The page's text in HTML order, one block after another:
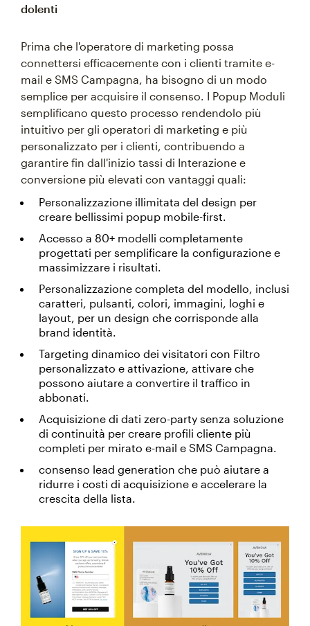
dolenti
Prima che l'operatore di marketing possa
connettersi efficacemente con i clienti tramite e-
mail e SMS Campagna, ha bisogno di un modo
semplice per acquisire il consenso. I Popup Moduli
semplificano questo processo rendendolo più
intuitivo per gli operatori di marketing e più
personalizzato per i clienti, contribuendo a
garantire fin dall'inizio tassi di Interazione e
conversione più elevati con vantaggi quali:
Personalizzazione illimitata del design per
creare bellissimi popup mobile-first.
Accesso a 80+ modelli completamente
progettati per semplificare la configurazione e
massimizzare i risultati.
Personalizzazione completa del modello, inclusi
caratteri, pulsanti, colori, immagini, loghi e
layout, per un design che corrisponde alla
brand identità.
Targeting dinamico dei visitatori con Filtro
personalizzato e attivazione, attivare che
possono aiutare a convertire il traffico in
abbonati.
Acquisizione di dati zero-party senza soluzione
di continuità per creare profili cliente più
completi per mirato e-mail e SMS Campagna.
consenso lead generation che può aiutare a
ridurre i costi di acquisizione e accelerare la
crescita della lista.